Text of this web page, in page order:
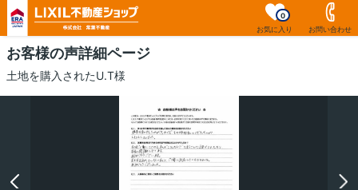
お気に入り
0
お問い合わせ
お客様の声詳細ページ
土地を購入されたU.T様